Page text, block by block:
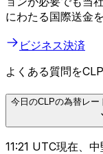
にわたる国際送金
ビジネス決済
よくある質問を
今日のCLPの為替レ
11:21 UTC現在、